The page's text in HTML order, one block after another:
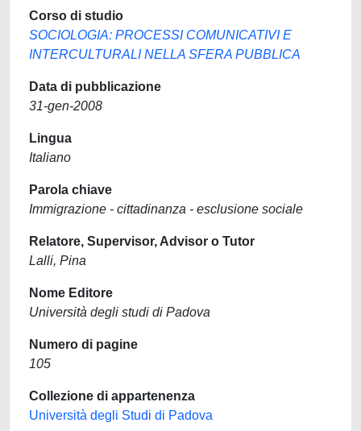
Corso di studio
SOCIOLOGIA: PROCESSI COMUNICATIVI E
INTERCULTURALI NELLA SFERA PUBBLICA
Data di pubblicazione
31-gen-2008
Lingua
Italiano
Parola chiave
Immigrazione - cittadinanza - esclusione sociale
Relatore, Supervisor, Advisor o Tutor
Lalli, Pina
Nome Editore
Università degli studi di Padova
Numero di pagine
105
Collezione di appartenenza
Università degli Studi di Padova